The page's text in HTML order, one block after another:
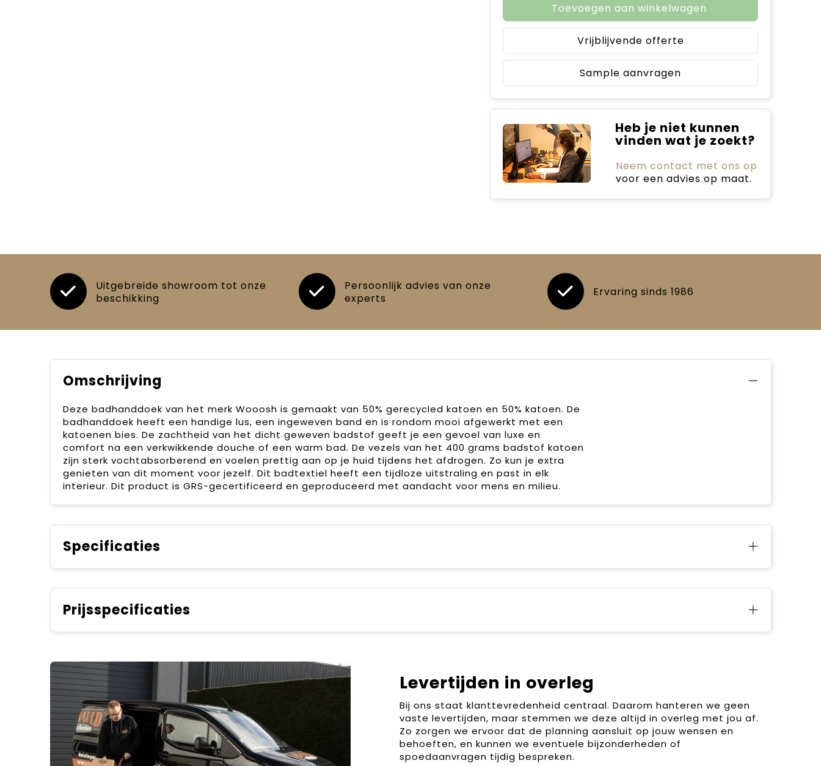
Toevoegen aan winkelwagen
Vrijblijvende offerte
Sample aanvragen
Heb je niet kunnen
vinden wat je zoekt?
Neem contact met ons op
voor een advies op maat.
Uitgebreide showroom tot onze
beschikking
Persoonlijk advies van onze
experts
Ervaring sinds 1986
Omschrijving
Deze badhanddoek van het merk Wooosh is gemaakt van 50% gerecycled katoen en 50% katoen. De
badhanddoek heeft een handige lus, een ingeweven band en is rondom mooi afgewerkt met een
katoenen bies. De zachtheid van het dicht geweven badstof geeft je een gevoel van luxe en
comfort na een verkwikkende douche of een warm bad. De vezels van het 400 grams badstof katoen
zijn sterk vochtabsorberend en voelen prettig aan op je huid tijdens het afdrogen. Zo kun je extra
genieten van dit moment voor jezelf. Dit badtextiel heeft een tijdloze uitstraling en past in elk
interieur. Dit product is GRS-gecertificeerd en geproduceerd met aandacht voor mens en milieu.
Specificaties
Prijsspecificaties
Levertijden in overleg
Bij ons staat klanttevredenheid centraal. Daarom hanteren we geen
vaste levertijden, maar stemmen we deze altijd in overleg met jou af.
Zo zorgen we ervoor dat de planning aansluit op jouw wensen en
behoeften, en kunnen we eventuele bijzonderheden of
spoedaanvragen tijdig bespreken.